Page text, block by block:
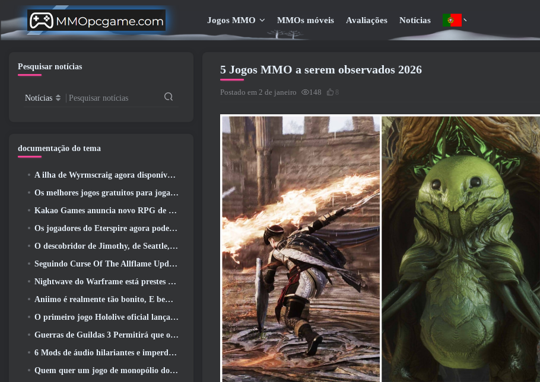
Jogos MMO MMOs móveis Avaliações Notícias
5 Jogos MMO a serem observados 2026
Postado em 2 de janeiro 148 8
Pesquisar notícias
Notícias Pesquisar notícias
documentação do tema
A ilha de Wyrmscraig agora disponível para exploração no RuneScape da velha escola
Os melhores jogos gratuitos para jogar com seu time (2026)
Kakao Games anuncia novo RPG de ação, Donzela Guardiã
Os jogadores do Eterspire agora podem viajar um pouco no tempo… como um deleite
O descobridor de Jimothy, de Seattle, tem ligações com a ArenaNet, Então é claro que eles estão adicionando isso ao Guild Wars 2
Seguindo Curse Of The Allflame Update Path Of Exile anuncia várias mudanças com base no feedback
Nightwave do Warframe está prestes a retornar de uma forma chocante
Aniimo é realmente tão bonito, E bem tranquilo
O primeiro jogo Hololive oficial lançado esta semana
Guerras de Guildas 3 Permitirá que os jogadores experimentem o mundo de Tyria antes que os Elder Dragons acordem
6 Mods de áudio hilariantes e imperdíveis para Marvel Rivals
Quem quer um jogo de monopólio do RuneScape? Porque um está a caminho